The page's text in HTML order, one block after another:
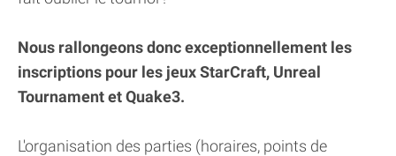
Nous rallongeons donc exceptionnellement les
inscriptions pour les jeux StarCraft, Unreal
Tournament et Quake3.
L'organisation des parties (horaires, points de